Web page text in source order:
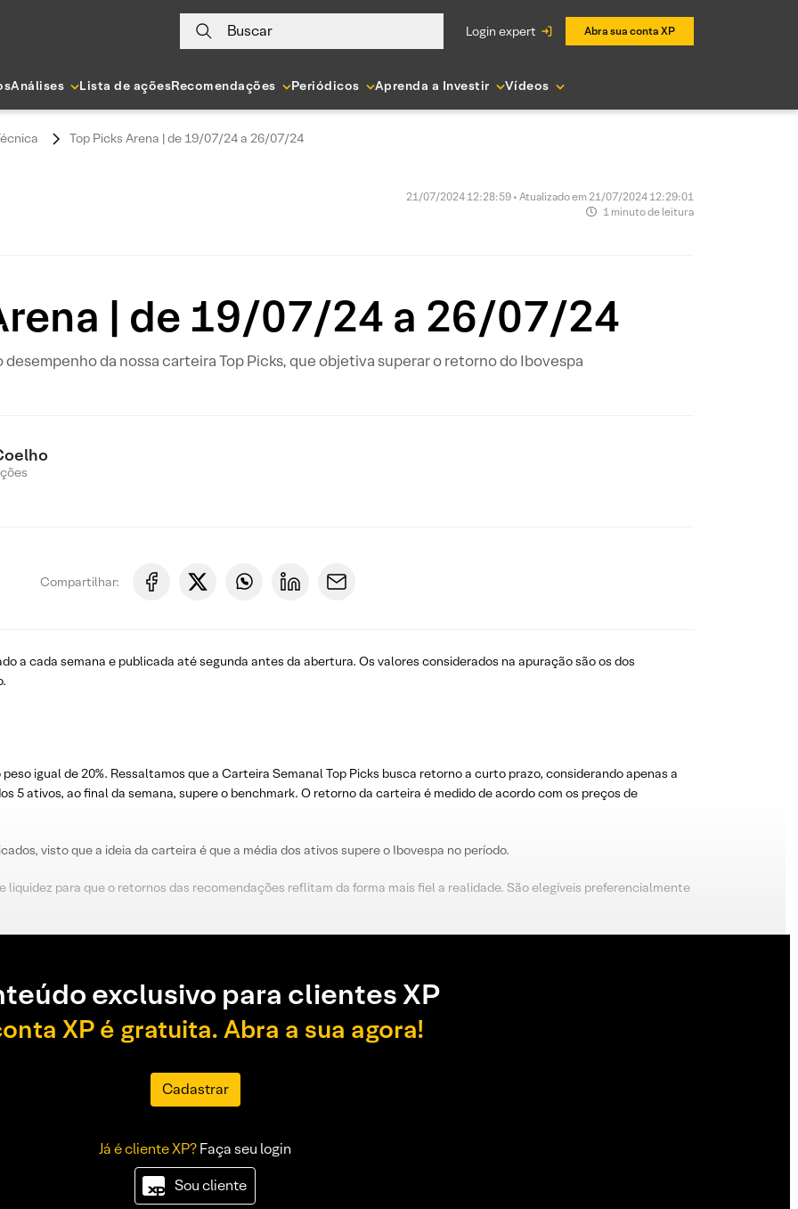
Buscar login expert Abra sua conta XP
Análises Lista de açõesRecomendações Periódicos Aprenda a Investir Vídeos
Top Picks Arena | de 19/07/24 a 26/07/24
21/07/2024 12:28:59 • Atualizado em 21/07/2024 12:29:01
1 minuto de leitura
| de 19/07/24 a 26/07/24
desempenho da nossa carteira Top Picks, que objetiva superar o retorno do Ibovespa
Compartilhar:
a cada semana e publicada até segunda antes da abertura. Os valores considerados na apuração são os dos
igual de 20%. Ressaltamos que a Carteira Semanal Top Picks busca retorno a curto prazo, considerando apenas a
5 ativos, ao final da semana, supere o benchmark. O retorno da carteira é medido de acordo com os preços de
visto que a ideia da carteira é que a média dos ativos supere o Ibovespa no período.
liquidez para que o retornos das recomendações reflitam da forma mais fiel a realidade. São elegíveis preferencialmente
exclusivo para clientes XP
XP é gratuita. Abra a sua agora!
Cadastrar
Já é cliente XP?Faça seu login
Sou cliente